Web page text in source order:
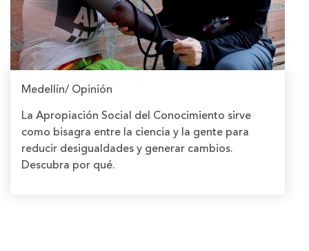
Medellín/ Opinión
La Apropiación Social del Conocimiento sirve
como bisagra entre la ciencia y la gente para
reducir desigualdades y generar cambios.
Descubra por qué.